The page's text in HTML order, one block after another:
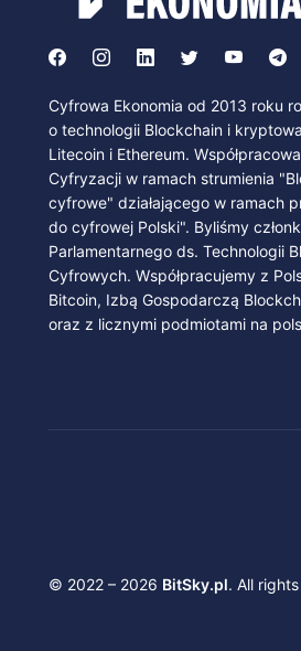
Cyfrowa Ekonomia od 2013 roku
o technologii Blockchain i
Litecoin i Ethereum.
Cyfryzacji w ramach strumienia
cyfrowe" działającego w ramach
do cyfrowej Polski". Byliśmy
Parlamentarnego ds. Technologii
Cyfrowych. Współpracujemy z
Bitcoin, Izbą Gospodarczą
oraz z licznymi podmiotami na
© 2022 – 2026 BitSky.pl. All